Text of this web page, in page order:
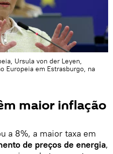
Ursula von der Leyen,
Europeia em Estrasburgo, na
maior inflação
a 8%, a maior taxa em
de preços de energia,